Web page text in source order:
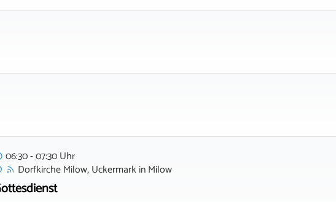
06:30 - 07:30 Uhr
Dorfkirche Milow, UckermarkinMilow